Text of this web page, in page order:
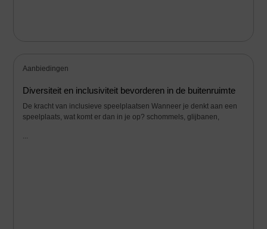
Aanbiedingen
Diversiteit en inclusiviteit bevorderen in de buitenruimte
De kracht van inclusieve speelplaatsen Wanneer je denkt aan een
speelplaats, wat komt er dan in je op? schommels, glijbanen,
...